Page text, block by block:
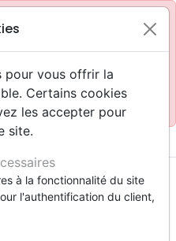
: Se connecter
La Maison de la Bible
pour vous offrir la
Certains cookies
les accepter pour
site.
à la fonctionnalité du site
l'authentification du client,